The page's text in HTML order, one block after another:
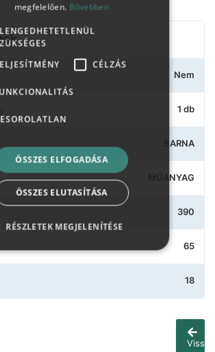
Nem
1 db
BARNA
MŰANYAG
390
65
18
Vissza
megfelelően. Bővebben
CÉLZÁS
ÖSSZES ELFOGADÁSA
ÖSSZES ELUTASÍTÁSA
RÉSZLETEK MEGJELENÍTÉSE